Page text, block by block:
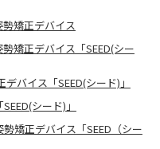
矯正デバイス
矯正デバイス「SEED(シー
バイス「SEED(シード)」
シード)」
矯正デバイス「SEED（シー